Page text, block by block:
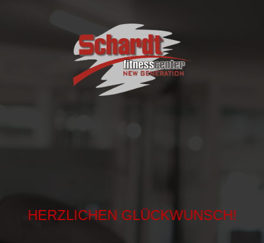
HERZLICHEN GLÜCKWUNSCH!